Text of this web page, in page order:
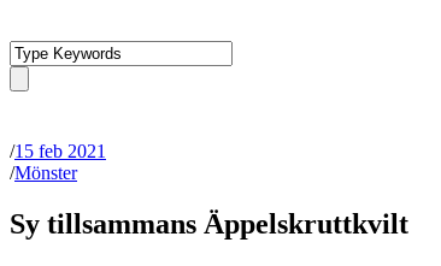
/15 feb 2021
/Mönster
Sy tillsammans Äppelskruttkvilt